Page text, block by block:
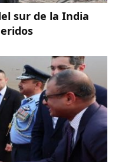
sur de la India